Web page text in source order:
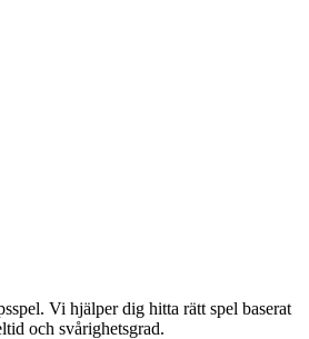
Vi hjälper dig hitta rätt spel baserat
och svårighetsgrad.